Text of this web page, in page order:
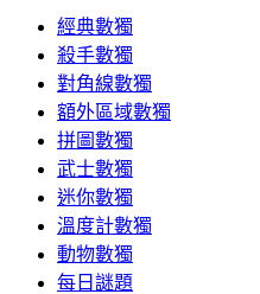
經典數獨
殺手數獨
對角線數獨
額外區域數獨
拼圖數獨
武士數獨
迷你數獨
溫度計數獨
動物數獨
每日謎題